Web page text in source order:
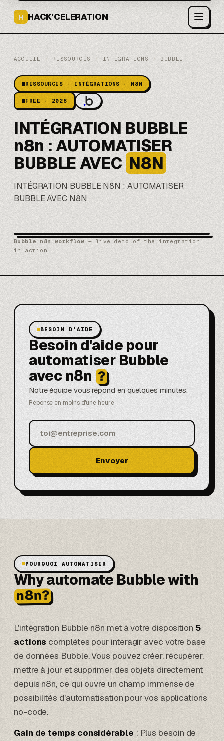
H HACK'CELERATION
ACCUEIL / RESSOURCES / INTÉGRATIONS / BUBBLE
RESSOURCES · INTÉGRATIONS · N8N
FREE · 2026
INTÉGRATION BUBBLE
n8n : AUTOMATISER
BUBBLE AVEC N8N
INTÉGRATION BUBBLE N8N : AUTOMATISER
BUBBLE AVEC N8N
Bubble n8n workflow — live demo of the integration
in action.
BESOIN D'AIDE
Besoin d'aide pour
automatiser Bubble
avec n8n ?
Notre équipe vous répond en quelques minutes.
Réponse en moins d'une heure
Envoyer
POURQUOI AUTOMATISER
Why automate Bubble with
n8n?
L'intégration Bubble n8n met à votre disposition 5
actions complètes pour interagir avec votre base
de données Bubble. Vous pouvez créer, récupérer,
mettre à jour et supprimer des objets directement
depuis n8n, ce qui ouvre un champ immense de
possibilités d'automatisation pour vos applications
no-code.
Gain de temps considérable : Plus besoin de